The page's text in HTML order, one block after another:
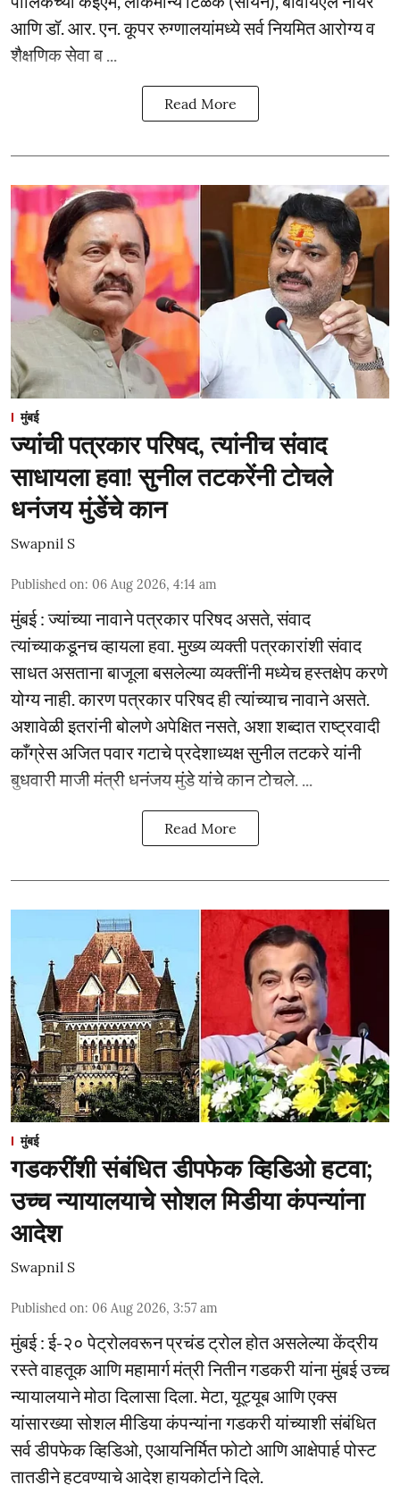
आणि डॉ. आर. एन. कूपर रुग्णालयांमध्ये सर्व नियमित आरोग्य व
शैक्षणिक सेवा ब ...
Read More
मुंबई
ज्यांची पत्रकार परिषद, त्यांनीच संवाद
साधायला हवा! सुनील तटकरेंनी टोचले
धनंजय मुंडेंचे कान
Swapnil S
Published on: 06 Aug 2026, 4:14 am
मुंबई : ज्यांच्या नावाने पत्रकार परिषद असते, संवाद
त्यांच्याकडूनच व्हायला हवा. मुख्य व्यक्ती पत्रकारांशी संवाद
साधत असताना बाजूला बसलेल्या व्यक्तींनी मध्येच हस्तक्षेप करणे
योग्य नाही. कारण पत्रकार परिषद ही त्यांच्याच नावाने असते.
अशावेळी इतरांनी बोलणे अपेक्षित नसते, अशा शब्दात राष्ट्रवादी
काँग्रेस अजित पवार गटाचे प्रदेशाध्यक्ष सुनील तटकरे यांनी
बुधवारी माजी मंत्री धनंजय मुंडे यांचे कान टोचले. ...
Read More
मुंबई
गडकरींशी संबंधित डीपफेक व्हिडिओ हटवा;
उच्च न्यायालयाचे सोशल मिडीया कंपन्यांना
आदेश
Swapnil S
Published on: 06 Aug 2026, 3:57 am
मुंबई : ई-२० पेट्रोलवरून प्रचंड ट्रोल होत असलेल्या केंद्रीय
रस्ते वाहतूक आणि महामार्ग मंत्री नितीन गडकरी यांना मुंबई उच्च
न्यायालयाने मोठा दिलासा दिला. मेटा, यूट्यूब आणि एक्स
यांसारख्या सोशल मीडिया कंपन्यांना गडकरी यांच्याशी संबंधित
सर्व डीपफेक व्हिडिओ, एआयनिर्मित फोटो आणि आक्षेपार्ह पोस्ट
तातडीने हटवण्याचे आदेश हायकोर्टाने दिले.